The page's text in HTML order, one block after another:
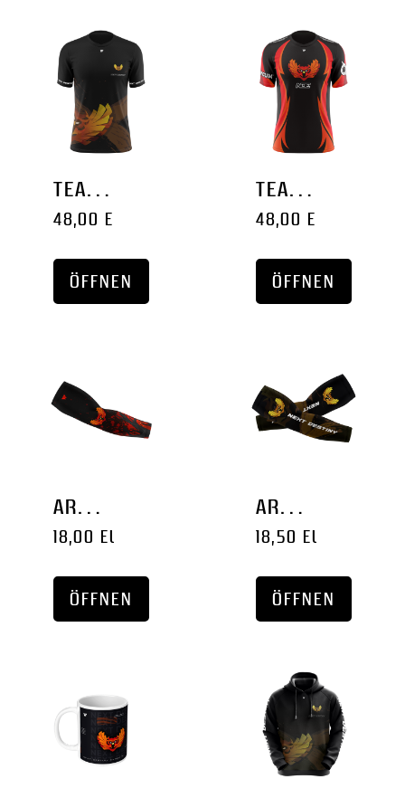
TEAM JERSEY '2022'
48,00 EURO
ÖFFNEN
TEAM JERSEY '2020'
48,00 EURO
ÖFFNEN
ARMSLEEVES '2024'
18,00 EURO
ÖFFNEN
ARMSLEEVE '2022'
18,50 EURO
ÖFFNEN